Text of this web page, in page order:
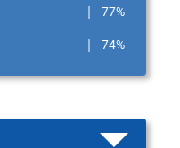
77%
74%